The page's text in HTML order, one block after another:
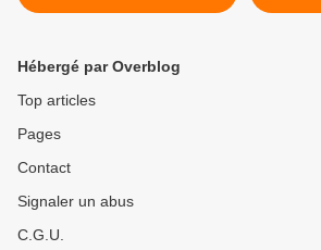
Cologne
Hébergé par Overblog
Top articles
Pages
Contact
Signaler un abus
C.G.U.